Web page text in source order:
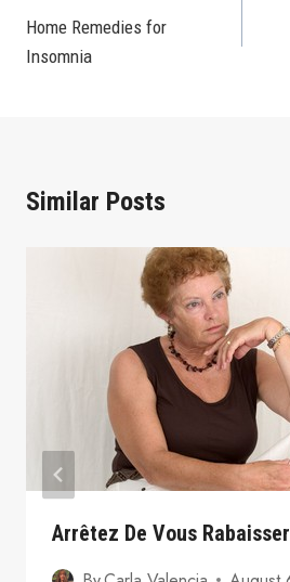
Navigation
Home Remedies for
Insomnia
Similar Posts
Arrêtez De Vous Rabaisser